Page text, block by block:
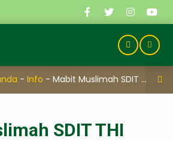
- Info - Mabit Muslimah SDIT THI
SDIT THI